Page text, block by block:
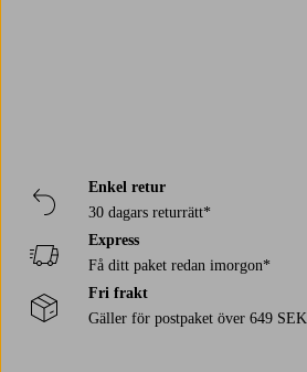
Enkel retur
30 dagars returrätt*
Express
Få ditt paket redan imorgon*
Fri frakt
Gäller för postpaket över 649 SEK